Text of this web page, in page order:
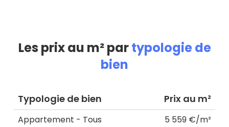
Les prix au m² partypologie de
bien
Typologie de bien Prix au m²
Appartement - Tous
5 559 €/m²